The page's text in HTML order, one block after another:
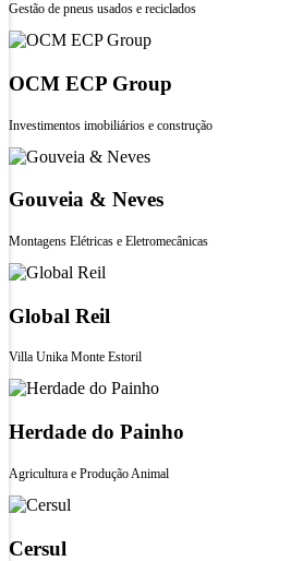
Gestão de pneus usados e reciclados
OCM ECP Group
Investimentos imobiliários e construção
Gouveia & Neves
Montagens Elétricas e Eletromecânicas
Global Reil
Villa Unika Monte Estoril
Herdade do Painho
Agricultura e Produção Animal
Cersul